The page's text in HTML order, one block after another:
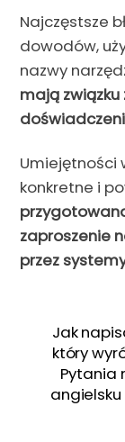
Najczęstsze
dowodów,
nazwy
mają
Umiejętności
konkretne i
zaproszenie
przez
Jak
który
Pytania